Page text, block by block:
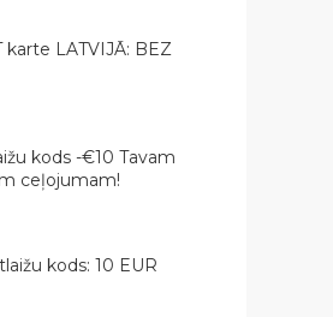
karte LATVIJĀ: BEZ
kods -€10 Tavam
ceļojumam!
kods: 10 EUR